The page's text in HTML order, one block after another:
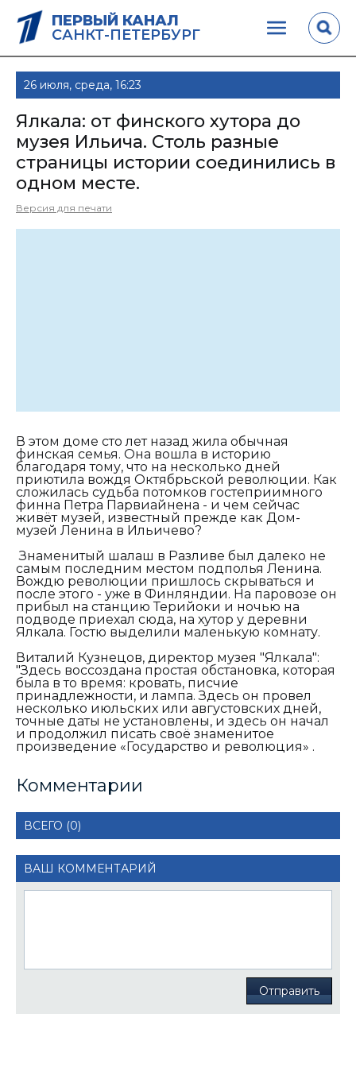
ПЕРВЫЙ КАНАЛ
САНКТ-ПЕТЕРБУРГ
26 июля, среда, 16:23
Ялкала: от финского хутора до
музея Ильича. Столь разные
страницы истории соединились в
одном месте.
Версия для печати
В этом доме сто лет назад жила обычная
финская семья. Она вошла в историю
благодаря тому, что на несколько дней
приютила вождя Октябрьской революции. Как
сложилась судьба потомков гостеприимного
финна Петра Парвиайнена - и чем сейчас
живёт музей, известный прежде как Дом-
музей Ленина в Ильичево?
Знаменитый шалаш в Разливе был далеко не
самым последним местом подполья Ленина.
Вождю революции пришлось скрываться и
после этого - уже в Финляндии. На паровозе он
прибыл на станцию Терийоки и ночью на
подводе приехал сюда, на хутор у деревни
Ялкала. Гостю выделили маленькую комнату.
Виталий Кузнецов, директор музея "Ялкала":
"Здесь воссоздана простая обстановка, которая
была в то время: кровать, писчие
принадлежности, и лампа. Здесь он провел
несколько июльских или августовских дней,
точные даты не установлены, и здесь он начал
и продолжил писать своё знаменитое
произведение «Государство и революция» .
Комментарии
ВСЕГО (0)
ВАШ КОММЕНТАРИЙ
Отправить